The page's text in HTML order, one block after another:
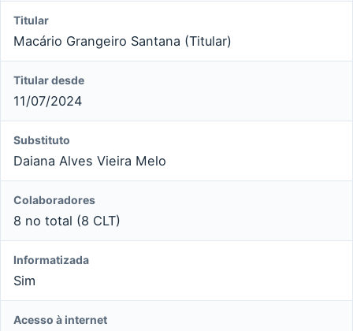
Titular
Macário Grangeiro Santana (Titular)
Titular desde
11/07/2024
Substituto
Daiana Alves Vieira Melo
Colaboradores
8 no total (8 CLT)
Informatizada
Sim
Acesso à internet